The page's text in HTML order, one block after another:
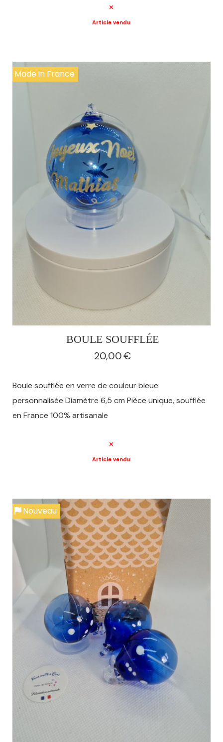
Article vendu
Made in France
BOULE SOUFFLÉE
20,00€
Boule soufflée en verre de couleur bleue
personnalisée Diamètre 6,5 cm Pièce unique, soufflée
en France 100% artisanale
Article vendu
Nouveau